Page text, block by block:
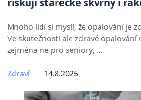
riskují stařecké skvrny i
Mnoho lidí si myslí, že opalování je
Ve skutečnosti ale zdravé opalování
zejména ne pro seniory, …
Zdraví 14.8.2025